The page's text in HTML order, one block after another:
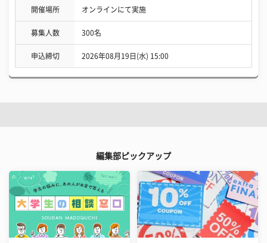
開催場所 オンラインにて実施
募集人数 300名
申込締切 2026年08月19日(水) 15:00
編集部ピックアップ